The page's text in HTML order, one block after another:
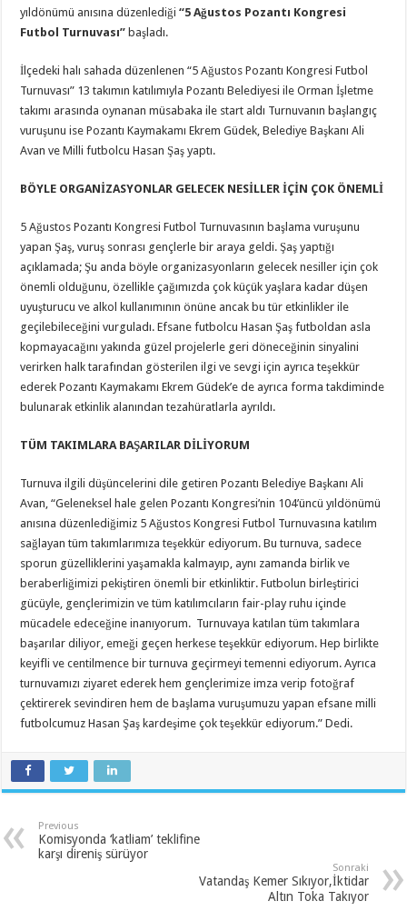
yıldönümü anısına düzenlediği“5 Ağustos Pozantı Kongresi
Futbol Turnuvası” başladı.
İlçedeki halı sahada düzenlenen “5 Ağustos Pozantı Kongresi Futbol
Turnuvası” 13 takımın katılımıyla Pozantı Belediyesi ile Orman İşletme
takımı arasında oynanan müsabaka ile start aldı Turnuvanın başlangıç
vuruşunu ise Pozantı Kaymakamı Ekrem Güdek, Belediye Başkanı Ali
Avan ve Milli futbolcu Hasan Şaş yaptı.
BÖYLE ORGANİZASYONLAR GELECEK NESİLLER İÇİN ÇOK ÖNEMLİ
5 Ağustos Pozantı Kongresi Futbol Turnuvasının başlama vuruşunu
yapan Şaş, vuruş sonrası gençlerle bir araya geldi. Şaş yaptığı
açıklamada; Şu anda böyle organizasyonların gelecek nesiller için çok
önemli olduğunu, özellikle çağımızda çok küçük yaşlara kadar düşen
uyuşturucu ve alkol kullanımının önüne ancak bu tür etkinlikler ile
geçilebileceğini vurguladı. Efsane futbolcu Hasan Şaş futboldan asla
kopmayacağını yakında güzel projelerle geri döneceğinin sinyalini
verirken halk tarafından gösterilen ilgi ve sevgi için ayrıca teşekkür
ederek Pozantı Kaymakamı Ekrem Güdek’e de ayrıca forma takdiminde
bulunarak etkinlik alanından tezahüratlarla ayrıldı.
TÜM TAKIMLARA BAŞARILAR DİLİYORUM
Turnuva ilgili düşüncelerini dile getiren Pozantı Belediye Başkanı Ali
Avan, “Geleneksel hale gelen Pozantı Kongresi’nin 104’üncü yıldönümü
anısına düzenlediğimiz 5 Ağustos Kongresi Futbol Turnuvasına katılım
sağlayan tüm takımlarımıza teşekkür ediyorum. Bu turnuva, sadece
sporun güzelliklerini yaşamakla kalmayıp, aynı zamanda birlik ve
beraberliğimizi pekiştiren önemli bir etkinliktir. Futbolun birleştirici
gücüyle, gençlerimizin ve tüm katılımcıların fair-play ruhu içinde
mücadele edeceğine inanıyorum. Turnuvaya katılan tüm takımlara
başarılar diliyor, emeği geçen herkese teşekkür ediyorum. Hep birlikte
keyifli ve centilmence bir turnuva geçirmeyi temenni ediyorum. Ayrıca
turnuvamızı ziyaret ederek hem gençlerimize imza verip fotoğraf
çektirerek sevindiren hem de başlama vuruşumuzu yapan efsane milli
futbolcumuz Hasan Şaş kardeşime çok teşekkür ediyorum.” Dedi.
Previous
Komisyonda ‘katliam’ teklifine
karşı direniş sürüyor
Sonraki
Vatandaş Kemer Sıkıyor,İktidar
Altın Toka Takıyor